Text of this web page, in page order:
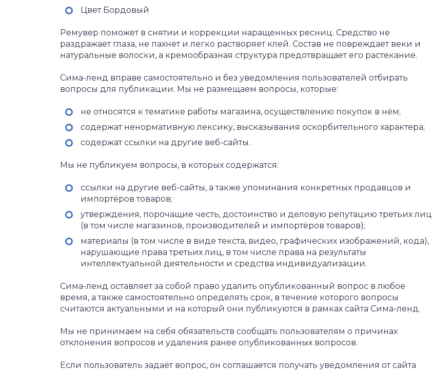
Цвет Бордовый
Ремувер поможет в снятии и коррекции наращенных ресниц. Средство не
раздражает глаза, не пахнет и легко растворяет клей. Состав не повреждает веки и
натуральные волоски, а кремообразная структура предотвращает его растекание.
Сима-ленд вправе самостоятельно и без уведомления пользователей отбирать
вопросы для публикации. Мы не размещаем вопросы, которые:
не относятся к тематике работы магазина, осуществлению покупок в нём;
содержат ненормативную лексику, высказывания оскорбительного характера;
содержат ссылки на другие веб-сайты.
Мы не публикуем вопросы, в которых содержатся:
ссылки на другие веб-сайты, а также упоминания конкретных продавцов и
импортёров товаров;
утверждения, порочащие честь, достоинство и деловую репутацию третьих лиц
(в том числе магазинов, производителей и импортёров товаров);
материалы (в том числе в виде текста, видео, графических изображений, кода),
нарушающие права третьих лиц, в том числе права на результаты
интеллектуальной деятельности и средства индивидуализации.
Сима-ленд оставляет за собой право удалить опубликованный вопрос в любое
время, а также самостоятельно определять срок, в течение которого вопросы
считаются актуальными и на который они публикуются в рамках сайта Сима-ленд.
Мы не принимаем на себя обязательств сообщать пользователям о причинах
отклонения вопросов и удаления ранее опубликованных вопросов.
Если пользователь задаёт вопрос, он соглашается получать уведомления от сайта